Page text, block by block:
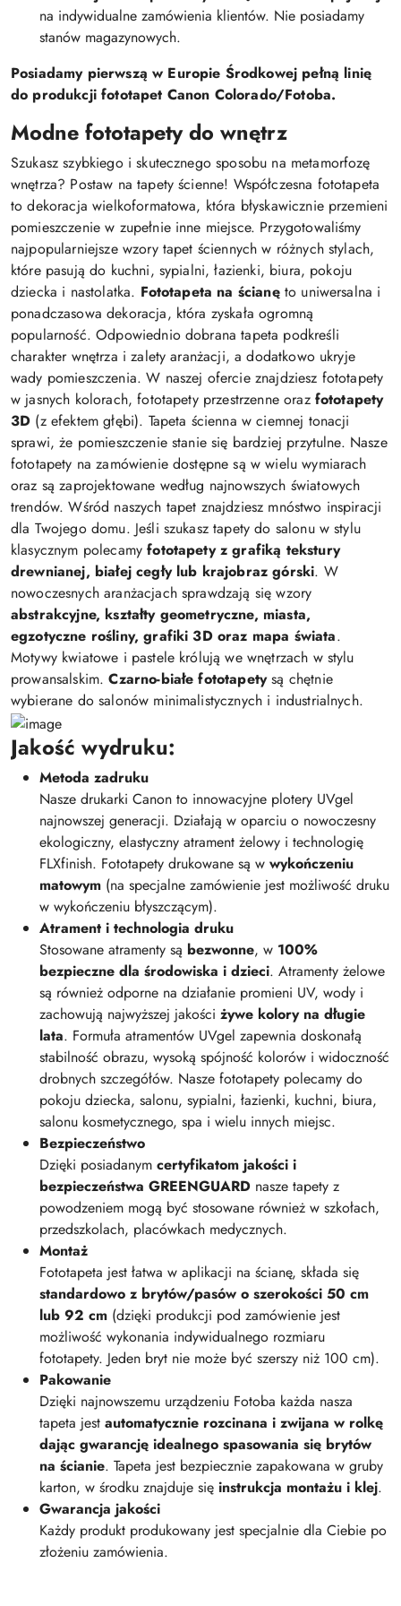
na indywidualne zamówienia klientów. Nie posiadamy
stanów magazynowych.
Posiadamy pierwszą w Europie Środkowej pełną linię
do produkcji fototapet Canon Colorado/Fotoba.
Modne fototapety do wnętrz
Szukasz szybkiego i skutecznego sposobu na metamorfozę
wnętrza? Postaw na tapety ścienne! Współczesna fototapeta
to dekoracja wielkoformatowa, która błyskawicznie przemieni
pomieszczenie w zupełnie inne miejsce. Przygotowaliśmy
najpopularniejsze wzory tapet ściennych w różnych stylach,
które pasują do kuchni, sypialni, łazienki, biura, pokoju
dziecka i nastolatka. Fototapeta na ścianęto uniwersalna i
ponadczasowa dekoracja, która zyskała ogromną
popularność. Odpowiednio dobrana tapeta podkreśli
charakter wnętrza i zalety aranżacji, a dodatkowo ukryje
wady pomieszczenia. W naszej ofercie znajdziesz fototapety
w jasnych kolorach, fototapety przestrzenne oraz fototapety
3D (z efektem głębi). Tapeta ścienna w ciemnej tonacji
sprawi, że pomieszczenie stanie się bardziej przytulne. Nasze
fototapety na zamówienie dostępne są w wielu wymiarach
oraz są zaprojektowane według najnowszych światowych
trendów. Wśród naszych tapet znajdziesz mnóstwo inspiracji
dla Twojego domu. Jeśli szukasz tapety do salonu w stylu
klasycznym polecamyfototapety z grafiką tekstury
drewnianej, białej cegły lub krajobraz górski. W
nowoczesnych aranżacjach sprawdzają się wzory
abstrakcyjne, kształty geometryczne, miasta,
egzotyczne rośliny, grafiki 3D oraz mapa świata.
Motywy kwiatowe i pastele królują we wnętrzach w stylu
prowansalskim.Czarno-białe fototapetysą chętnie
wybierane do salonów minimalistycznych i industrialnych.
Jakość wydruku:
Metoda zadruku
Nasze drukarki Canon to innowacyjne plotery UVgel
najnowszej generacji. Działają w oparciu o nowoczesny
ekologiczny, elastyczny atrament żelowy i technologię
FLXfinish. Fototapety drukowane są w wykończeniu
matowym (na specjalne zamówienie jest możliwość druku
w wykończeniu błyszczącym).
Atrament i technologia druku
Stosowane atramenty są bezwonne, w 100%
bezpieczne dla środowiska i dzieci. Atramenty żelowe
są również odporne na działanie promieni UV, wody i
zachowują najwyższej jakości żywe kolory na długie
lata. Formuła atramentów UVgel zapewnia doskonałą
stabilność obrazu, wysoką spójność kolorów i widoczność
drobnych szczegółów. Nasze fototapety polecamy do
pokoju dziecka, salonu, sypialni, łazienki, kuchni, biura,
salonu kosmetycznego, spa i wielu innych miejsc.
Bezpieczeństwo
Dzięki posiadanym certyfikatom jakości i
bezpieczeństwa GREENGUARD nasze tapety z
powodzeniem mogą być stosowane również w szkołach,
przedszkolach, placówkach medycznych.
Montaż
Fototapeta jest łatwa w aplikacji na ścianę, składa się
standardowo z brytów/pasów o szerokości 50 cm
lub 92 cm (dzięki produkcji pod zamówienie jest
możliwość wykonania indywidualnego rozmiaru
fototapety. Jeden bryt nie może być szerszy niż 100 cm).
Pakowanie
Dzięki najnowszemu urządzeniu Fotoba każda nasza
tapeta jest automatycznie rozcinana i zwijana w rolkę
dając gwarancję idealnego spasowania się brytów
na ścianie. Tapeta jest bezpiecznie zapakowana w gruby
karton, w środku znajduje się instrukcja montażu i klej.
Gwarancja jakości
Każdy produkt produkowany jest specjalnie dla Ciebie po
złożeniu zamówienia.